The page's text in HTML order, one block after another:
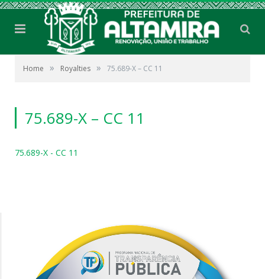
Home » Royalties » 75.689-X – CC 11
75.689-X – CC 11
75.689-X - CC 11